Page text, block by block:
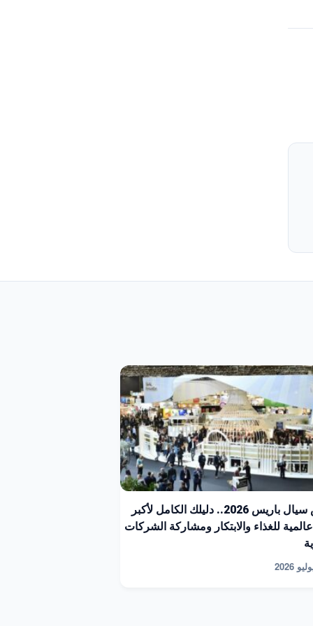
معرض سيال باريس 2026.. دليلك الكامل لأكبر
للغذاء والابتكار ومشاركة الشركات